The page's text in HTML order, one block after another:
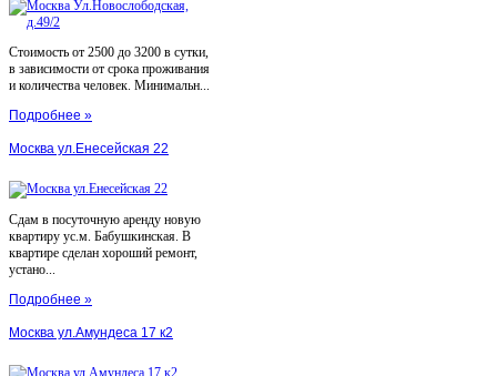
Стоимость от 2500 до 3200 в сутки,
в зависимости от срока проживания
и количества человек. Минимальн...
Подробнее »
Москва ул.Енесейская 22
Сдам в посуточную аренду новую
квартиру ус.м. Бабушкинская. В
квартире сделан хороший ремонт,
устано...
Подробнее »
Москва ул.Амундеса 17 к2